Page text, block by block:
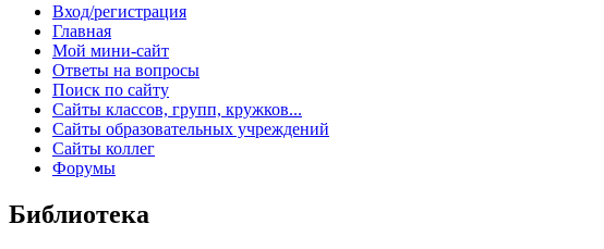
Вход/регистрация
Главная
Мой мини-сайт
Ответы на вопросы
Поиск по сайту
Сайты классов, групп, кружков...
Сайты образовательных учреждений
Сайты коллег
Форумы
Библиотека